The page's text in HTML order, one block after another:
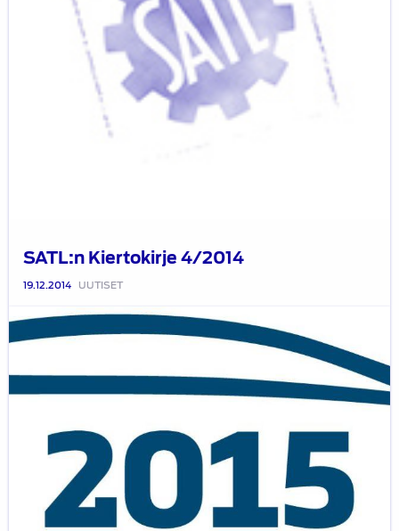
SATL:n Kiertokirje 4/2014
19.12.2014 UUTISET
Vuoden
Auto
on
valittu,
vastuuhenkilöt
tunnustuksia